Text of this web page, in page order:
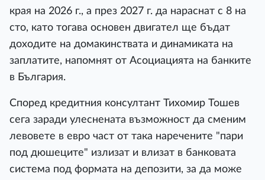
края на 2026 г., а през 2027 г. да нараснат с 8 на
сто, като тогава основен двигател ще бъдат
доходите на домакинствата и динамиката на
заплатите, напомнят от Асоциацията на банките
в България.
Според кредитния консултант Тихомир Тошев
сега заради улеснената възможност да сменим
левовете в евро част от така наречените "пари
под дюшеците" излизат и влизат в банковата
система под формата на депозити, за да може